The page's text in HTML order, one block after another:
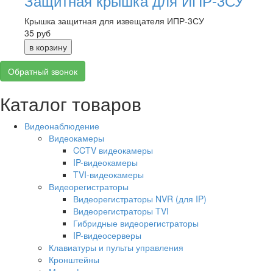
Крышка защитная для извещателя ИПР-3СУ
35 руб
Обратный звонок
Каталог товаров
Видеонаблюдение
Видеокамеры
CCTV видеокамеры
IP-видеокамеры
TVI-видеокамеры
Видеорегистраторы
Видеорегистраторы NVR (для IP)
Видеорегистраторы TVI
Гибридные видеорегистраторы
IP-видеосерверы
Клавиатуры и пульты управления
Кронштейны